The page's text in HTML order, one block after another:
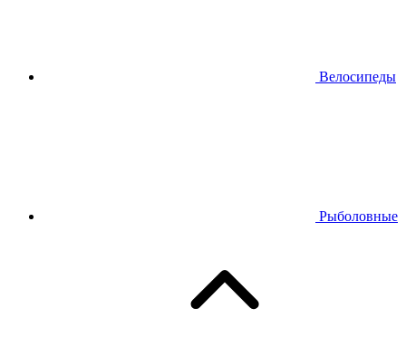
Велосипеды
Рыболовные